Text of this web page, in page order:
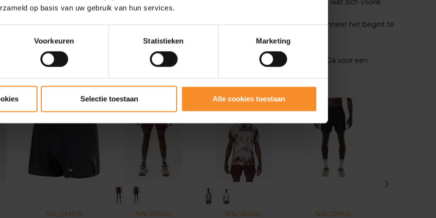
op basis van uw gebruik van hun services.
Voorkeuren Statistieken Marketing
Selectie toestaan Alle cookies toestaan
tijdens je zware inspanningen. Wel bestaat erspecifieke kledij, gericht op trail runners
, wat zich vooral
stokken.
Al neemtadviseur Sennetoch altijd een regenjasje mee tijdens zijn trails. "Je weet nooit wanneer het begint te
ik een extra laagje appreciëren."
shirt met korte mouwen
zijn de logische keuze. En ook daar heb je nog veel onderscheid. Ga voor een
SALOMON
NNORMAL
NNORMAL
NNORMAL